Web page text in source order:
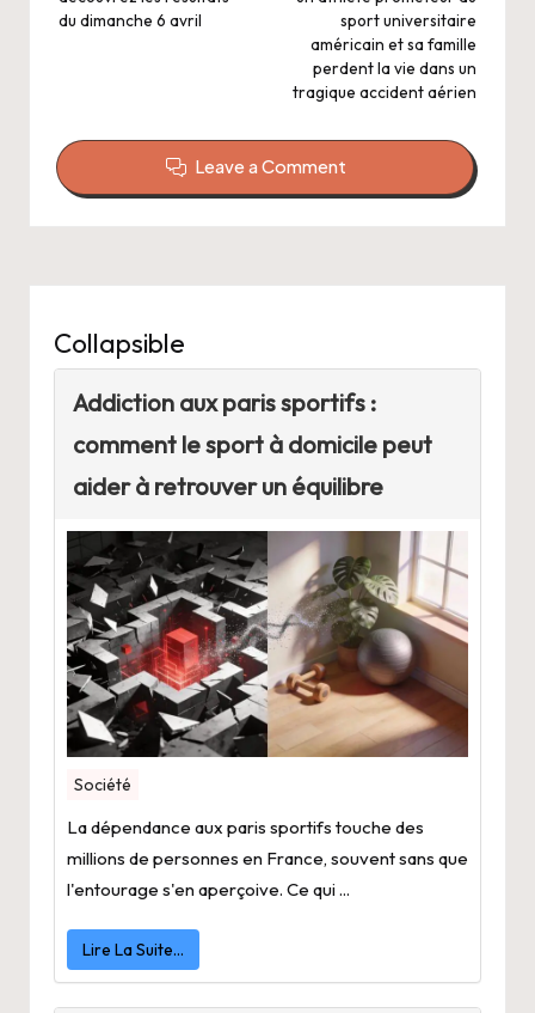
du dimanche 6 avril
sport universitaire
américain et sa famille
perdent la vie dans un
tragique accident aérien
Leave a Comment
Collapsible
Addiction aux paris sportifs :
comment le sport à domicile peut
aider à retrouver un équilibre
Société
La dépendance aux paris sportifs touche des
millions de personnes en France, souvent sans que
l'entourage s'en aperçoive. Ce qui ...
Lire La Suite…